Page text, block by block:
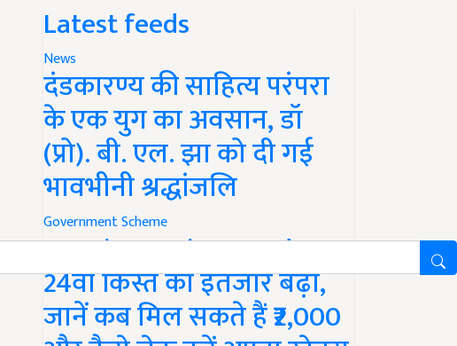
Latest feeds
News
दंडकारण्य की साहित्य परंपरा
के एक युग का अवसान, डॉ
(प्रो). बी. एल. झा को दी गई
भावभीनी श्रद्धांजलि
Government Scheme
PM Kisan Yojana Update:
24वीं किस्त का इंतजार बढ़ा,
जानें कब मिल सकते हैं ₹2,000